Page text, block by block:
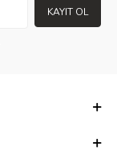
KAYIT OL